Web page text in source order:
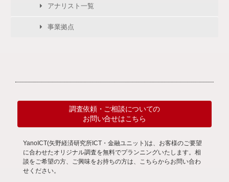
アナリスト一覧
事業拠点
調査依頼・ご相談についての
お問い合せはこちら
YanoICT(矢野経済研究所ICT・金融ユニット)は、お客様のご要望
に合わせたオリジナル調査を無料でプランニングいたします。相
談をご希望の方、ご興味をお持ちの方は、こちらからお問い合わ
せください。